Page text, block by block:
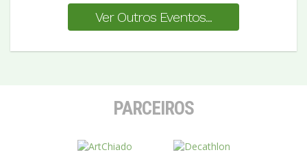
Ver Outros Eventos...
PARCEIROS